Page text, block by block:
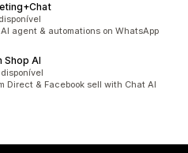
agent & automations on WhatsApp
Shop AI
Direct & Facebook sell with Chat AI